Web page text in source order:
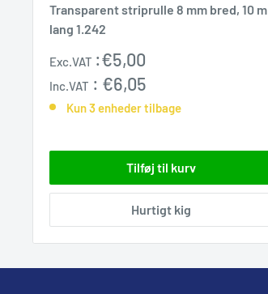
Transparent striprulle 8 mm bred, 10 m
lang 1.242
Udsalgspris
Exc.VAT :€5,00
Inc.VAT : €6,05
Kun 3 enheder tilbage
Tilføj til kurv
Hurtigt kig